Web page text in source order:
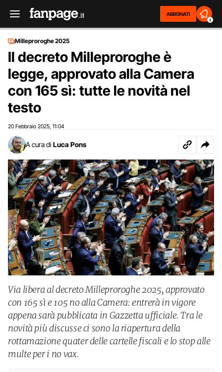
ABBONATI
2
Milleproroghe 2025
Il decreto Milleproroghe è
legge, approvato alla Camera
con 165 sì: tutte le novità nel
testo
20 Febbraio 2025 11:04
A cura di Luca Pons
Via libera al decreto Milleproroghe 2025, approvato
con 165 sì e 105 no alla Camera: entrerà in vigore
appena sarà pubblicata in Gazzetta ufficiale. Tra le
novità più discusse ci sono la riapertura della
rottamazione quater delle cartelle fiscali e lo stop alle
multe per i no vax.